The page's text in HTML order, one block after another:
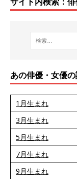
あの俳優・女優
1月生まれ
3月生まれ
5月生まれ
7月生まれ
9月生まれ